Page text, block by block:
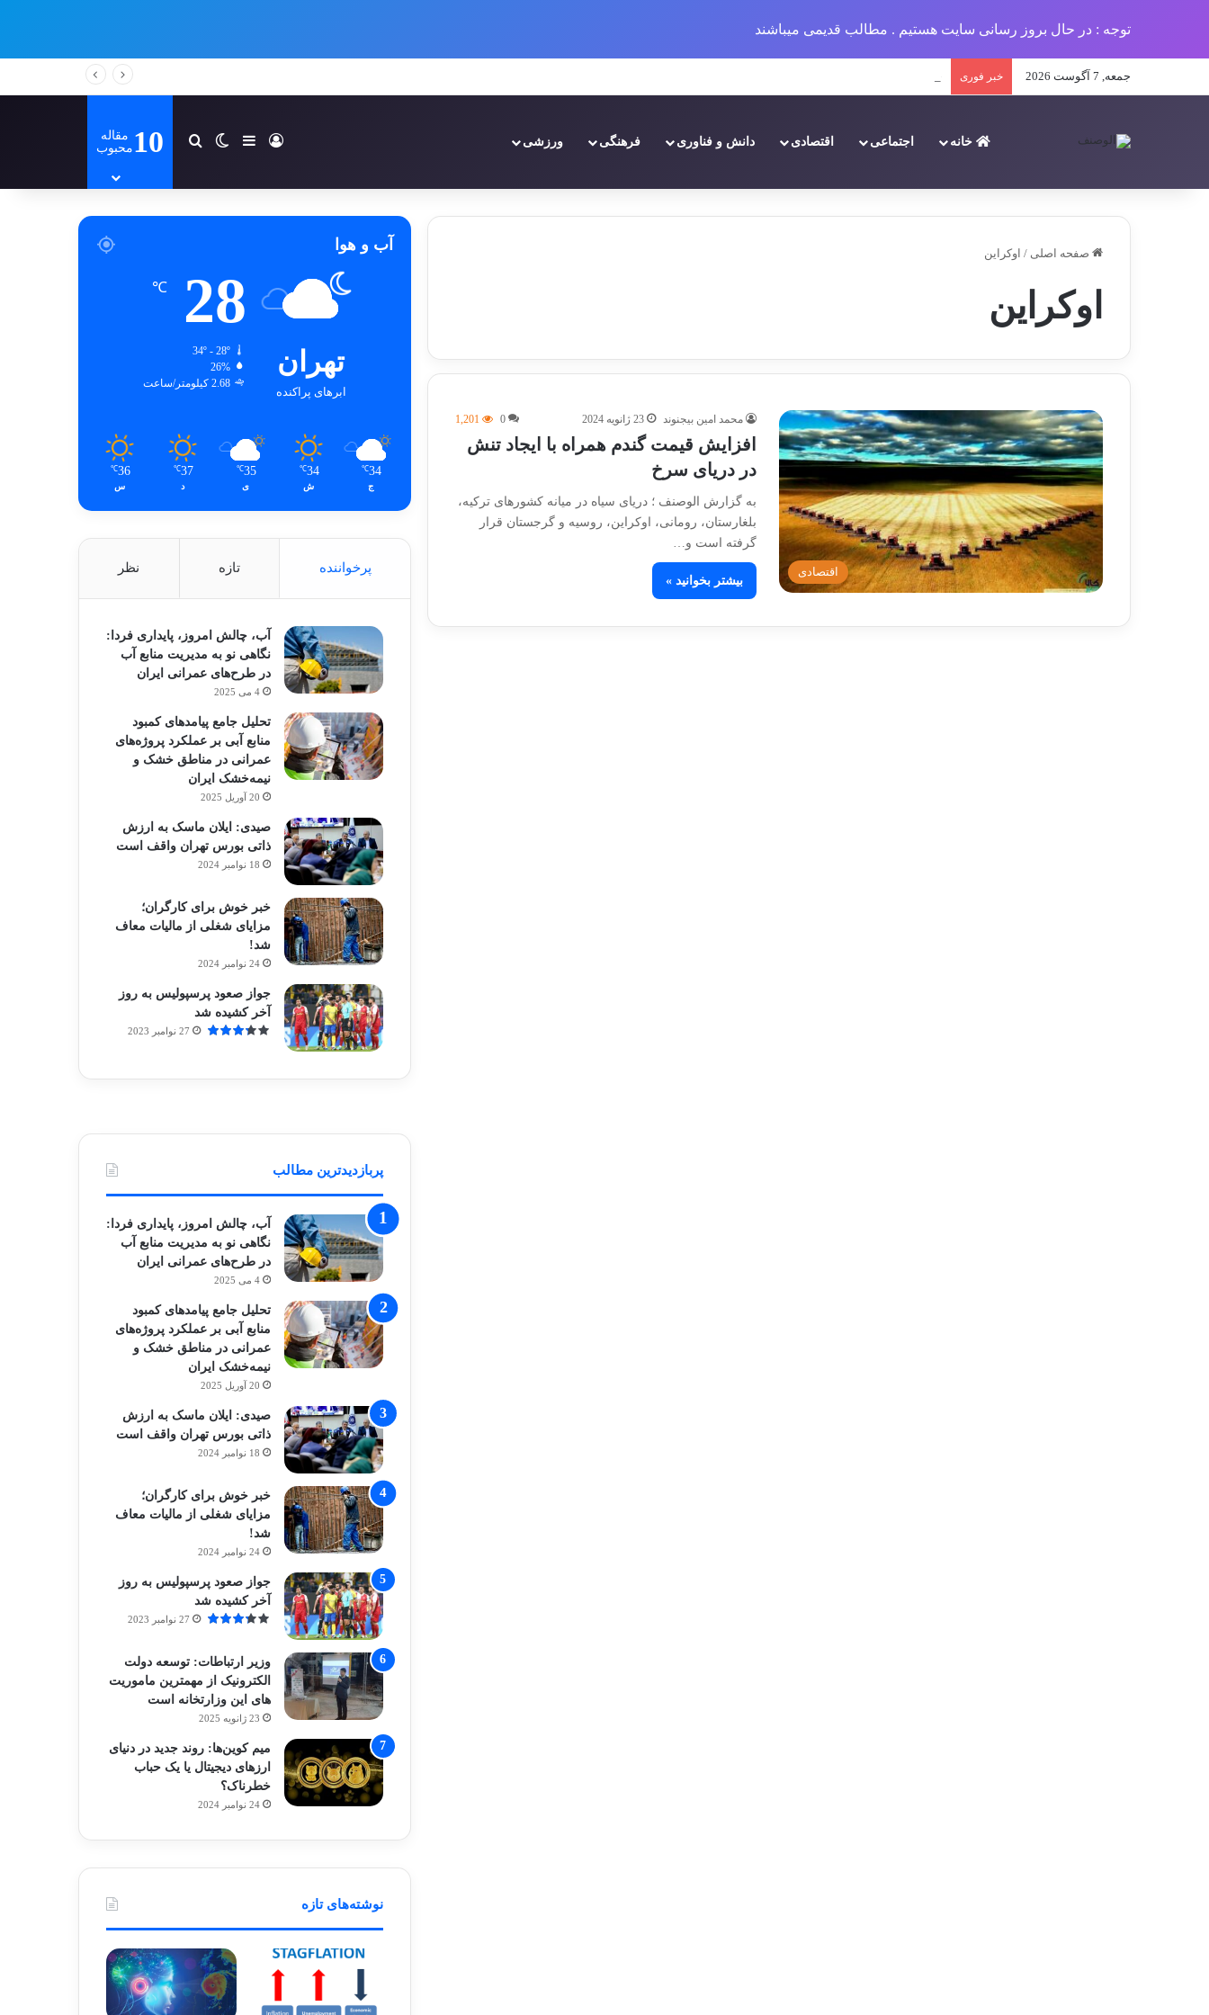
توجه : در حال بروز رسانی سایت هستیم . مطالب قدیمی میباشند
جمعه, 7 آگوست 2026 خبر فوری
خانه اجتماعی اقتصادی دانش و فناوری فرهنگی ورزشی ورودسایدبارتغییر پوسته
جستجو برای
10 مقاله
محبوب
صفحه اصلی / اوکراین
اوکراین
اقتصادی
محمد امین بیجنوند 23 ژانویه 2024 0
1,201
افزایش قیمت گندم همراه با ایجاد تنش
در دریای سرخ
به گزارش الوصنف ؛ دریای سیاه در میانه کشورهای ترکیه،
بلغارستان، رومانی، اوکراین، روسیه و گرجستان قرار
گرفته است و…
بیشتر بخوانید »
آب و هوا
تهران
ابرهای پراکنده
28
℃
34º - 28º
26%
2.68 کیلومتر/ساعت
34
℃
ج
34
℃
ش
35
℃
ی
37
℃
د
36
℃
س
پرخواننده تازه نظر
آب، چالش امروز، پایداری فردا:
نگاهی نو به مدیریت منابع آب
در طرح‌های عمرانی ایران
4 می 2025
تحلیل جامع پیامدهای کمبود
منابع آبی بر عملکرد پروژه‌های
عمرانی در مناطق خشک و
نیمه‌خشک ایران
20 آوریل 2025
صیدی: ایلان ماسک به ارزش
ذاتی بورس تهران واقف است
18 نوامبر 2024
خبر خوش برای کارگران؛
مزایای شغلی از مالیات معاف
شد!
24 نوامبر 2024
جواز صعود پرسپولیس به روز
آخر کشیده شد
27 نوامبر 2023
پربازدیدترین مطالب
آب، چالش امروز، پایداری فردا:
نگاهی نو به مدیریت منابع آب
در طرح‌های عمرانی ایران
4 می 2025
تحلیل جامع پیامدهای کمبود
منابع آبی بر عملکرد پروژه‌های
عمرانی در مناطق خشک و
نیمه‌خشک ایران
20 آوریل 2025
صیدی: ایلان ماسک به ارزش
ذاتی بورس تهران واقف است
18 نوامبر 2024
خبر خوش برای کارگران؛
مزایای شغلی از مالیات معاف
شد!
24 نوامبر 2024
جواز صعود پرسپولیس به روز
آخر کشیده شد
27 نوامبر 2023
وزیر ارتباطات: توسعه دولت
الکترونیک از مهمترین ماموریت
های این وزارتخانه است
23 ژانویه 2025
میم کوین‌ها: روند جدید در دنیای
ارزهای دیجیتال یا یک حباب
خطرناک؟
24 نوامبر 2024
نوشته‌های تازه